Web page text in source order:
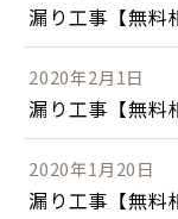
漏り工事【無料
2020年2月1日
漏り工事【無料
2020年1月20日
漏り工事【無料